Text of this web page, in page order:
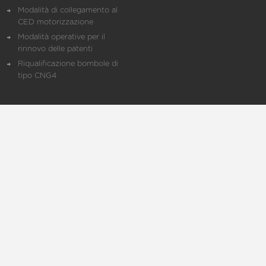
Modalità di collegamento al
CED motorizzazione
Modalità operative per il
rinnovo delle patenti
Riqualificazione bombole di
tipo CNG4